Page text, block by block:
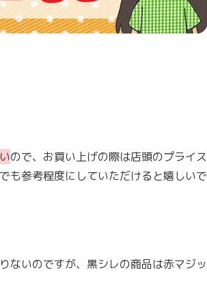
ので、お買い上げの際は店頭のプライス
も参考程度にしていただけると嬉しいで
ないのですが、黒シレの商品は赤マジッ